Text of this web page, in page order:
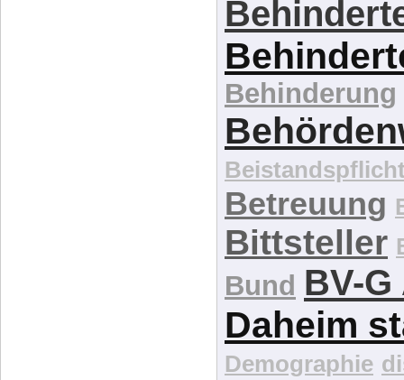
Behinderte
Behinderung
Betreuung
Bittsteller
Bund BV-
Daheim